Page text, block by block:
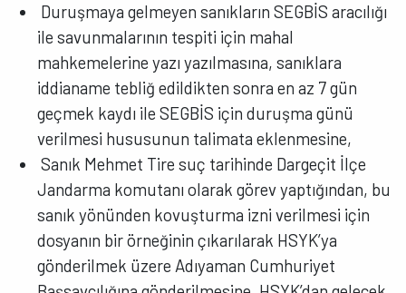
Duruşmaya gelmeyen sanıkların SEGBİS aracılığı
ile savunmalarının tespiti için mahal
mahkemelerine yazı yazılmasına, sanıklara
iddianame tebliğ edildikten sonra en az 7 gün
geçmek kaydı ile SEGBİS için duruşma günü
verilmesi hususunun talimata eklenmesine,
Sanık Mehmet Tire suç tarihinde Dargeçit İlçe
Jandarma komutanı olarak görev yaptığından, bu
sanık yönünden kovuşturma izni verilmesi için
dosyanın bir örneğinin çıkarılarak HSYK’ya
gönderilmek üzere Adıyaman Cumhuriyet